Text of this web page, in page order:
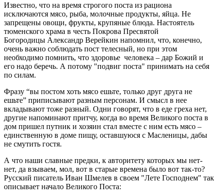
Известно, что на время строгого поста из рациона
исключаются мясо, рыба, молочные продукты, яйца. Не
запрещены овощи, фрукты, крупяные блюда. Настоятель
тюменского храма в честь Покрова Пресвятой
Богородицы Александр Верейкин напомнил, что, конечно,
очень важно соблюдать пост телесный, но при этом
необходимо помнить, что здоровье человека – дар Божий и
его надо беречь. А потому "подвиг поста" принимать на себя
по силам.
Фразу “вы постом хоть мясо ешьте, только друг друга не
ешьте” приписывают разным персонам. И смысл в нее
вкладывают тоже разный. Одни говорят, что в еде греха нет,
другие напоминают притчу, когда во время Великого поста в
дом пришел путник и хозяин стал вместе с ним есть мясо –
единственную в доме пищу, оставшуюся с Масленицы, дабы
не смутить гостя.
А что наши славные предки, к авторитету которых мы нет-
нет, да взываем, мол, вот в старые времена было вот так-то?
Русский писатель Иван Шмелев в своем "Лете Господнем" так
описывает начало Великого Поста: